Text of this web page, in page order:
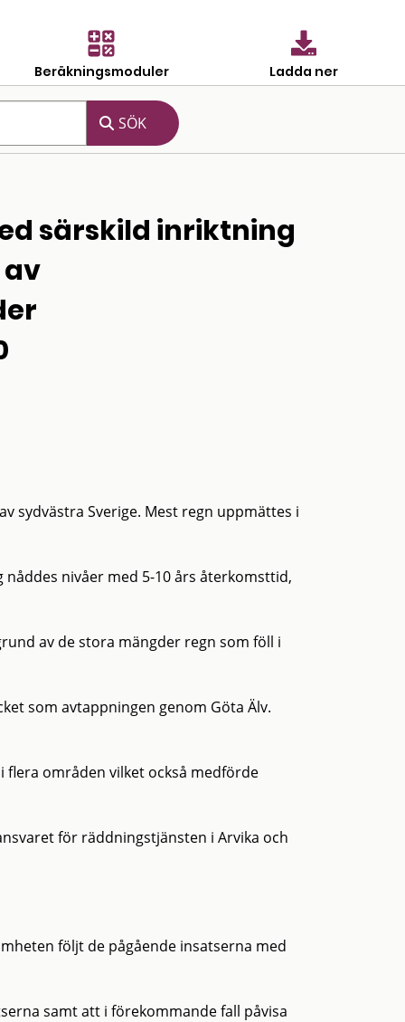
Beräkningsmoduler Ladda ner
särskild inriktning
sydvästra Sverige. Mest regn uppmättes i
nivåer med 5-10 års återkomsttid,
av de stora mängder regn som föll i
som avtappningen genom Göta Älv.
områden vilket också medförde
för räddningstjänsten i Arvika och
följt de pågående insatserna med
samt att i förekommande fall påvisa